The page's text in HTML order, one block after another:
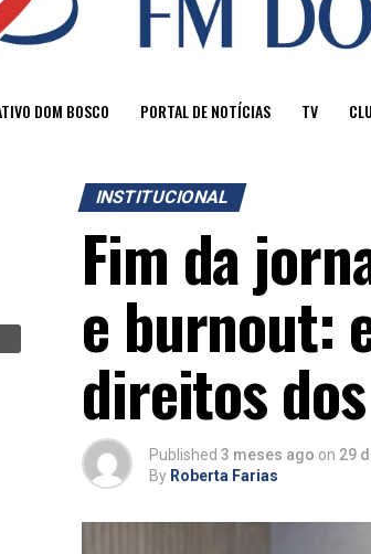
DOM BOSCO PORTAL DE NOTÍCIAS TV
INSTITUCIONAL
Fim da
e burnout:
direitos
Published 3 meses ago on 29
By Roberta Farias